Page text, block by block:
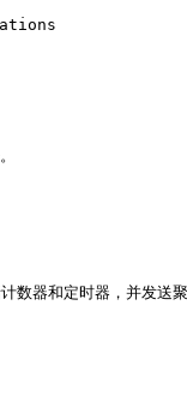
数器和定时器，并发送